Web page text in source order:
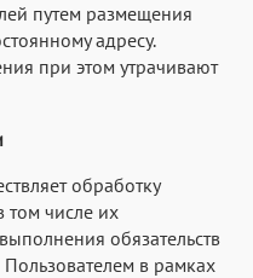
путем размещения
адресу.
при этом утрачивают
обработку
том числе их
обязательств
в рамках